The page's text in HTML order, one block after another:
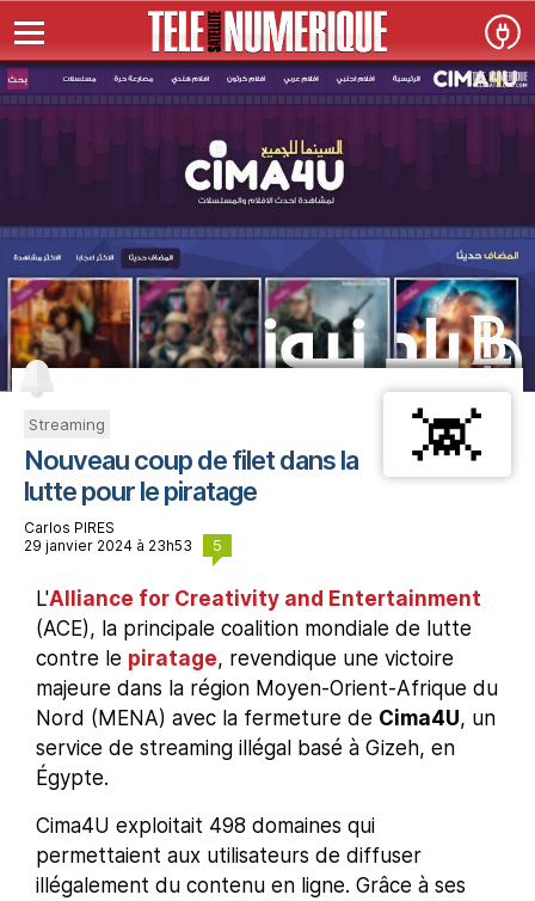
Streaming
Nouveau coup de filet dans la
lutte pour le piratage
Carlos PIRES
29 janvier 2024 à 23h53
5
L'Alliance for Creativity and Entertainment
(ACE), la principale coalition mondiale de lutte
contre le piratage, revendique une victoire
majeure dans la région Moyen-Orient-Afrique du
Nord (MENA) avec la fermeture de Cima4U, un
service de streaming illégal basé à Gizeh, en
Égypte.
Cima4U exploitait 498 domaines qui
permettaient aux utilisateurs de diffuser
illégalement du contenu en ligne. Grâce à ses